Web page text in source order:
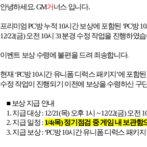
안녕하세요. GM거너스 입니다.
프리미엄PC방 누적 10시간 보상에 포함된 ‘PC방10
12/22(금)오전 10시 31분경 수정 작업을 진행하였
이벤트 보상 수령에 불편을 드려 죄송합니다.
현재 ‘PC방10시간 유니폼 디럭스 패키지 ’에 포함
수정 작업이 진행되기 이전에 보상을 수령하신
■ 보상 지급 안내
1.지급 대상: 12/21(목) 오후 1시 ~ 12/22(금)오전
2.지급 일정 : 1/4(목)정기점검 중 게임 내 보관함
3.지급 보상: ‘PC방10시간 유니폼 디럭스 패키지